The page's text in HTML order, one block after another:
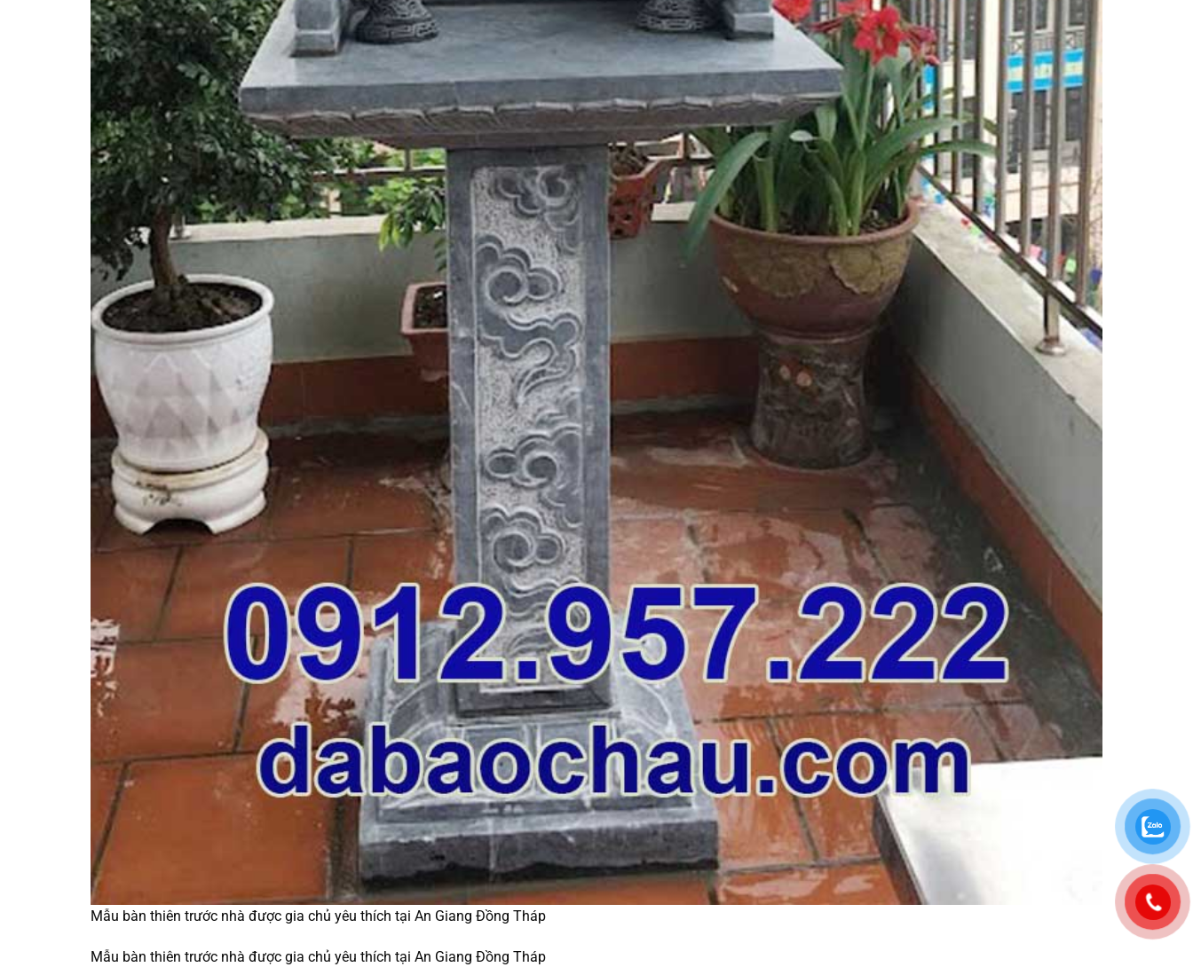
Mẫu bàn thiên trước nhà được gia chủ yêu thích tại An Giang Đồng Tháp
Mẫu bàn thiên trước nhà được gia chủ yêu thích tại An Giang Đồng Tháp